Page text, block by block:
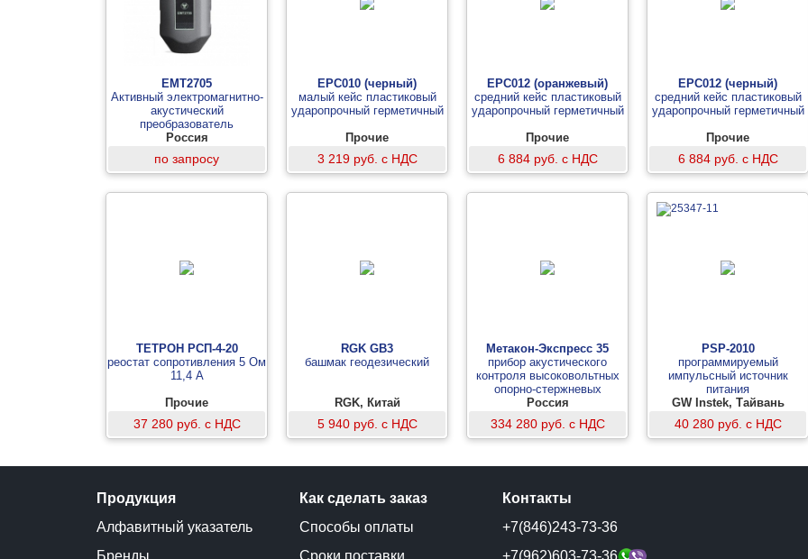
EMT2705
Активный электромагнитно-
акустический
преобразователь
Россия
по запросу
EPC010 (черный)
малый кейс пластиковый
ударопрочный герметичный
Прочие
3 219 руб. с НДС
EPC012 (оранжевый)
средний кейс пластиковый
ударопрочный герметичный
Прочие
6 884 руб. с НДС
EPC012 (черный)
средний кейс пластиковый
ударопрочный герметичный
Прочие
6 884 руб. с НДС
ТЕТРОН РСП-4-20
реостат сопротивления 5 Ом
11,4 А
Прочие
37 280 руб. с НДС
RGK GB3
башмак геодезический
RGK, Китай
5 940 руб. с НДС
Метакон-Экспресс 35
прибор акустического
контроля высоковольтных
опорно-стержневых
изоляторов на 35 кВ
Россия
334 280 руб. с НДС
PSP-2010
программируемый
импульсный источник
питания
GW Instek, Тайвань
40 280 руб. с НДС
Продукция
Алфавитный указатель
Бренды
Как сделать заказ
Способы оплаты
Сроки поставки
Контакты
+7(846)243-73-36
+7(962)603-73-36